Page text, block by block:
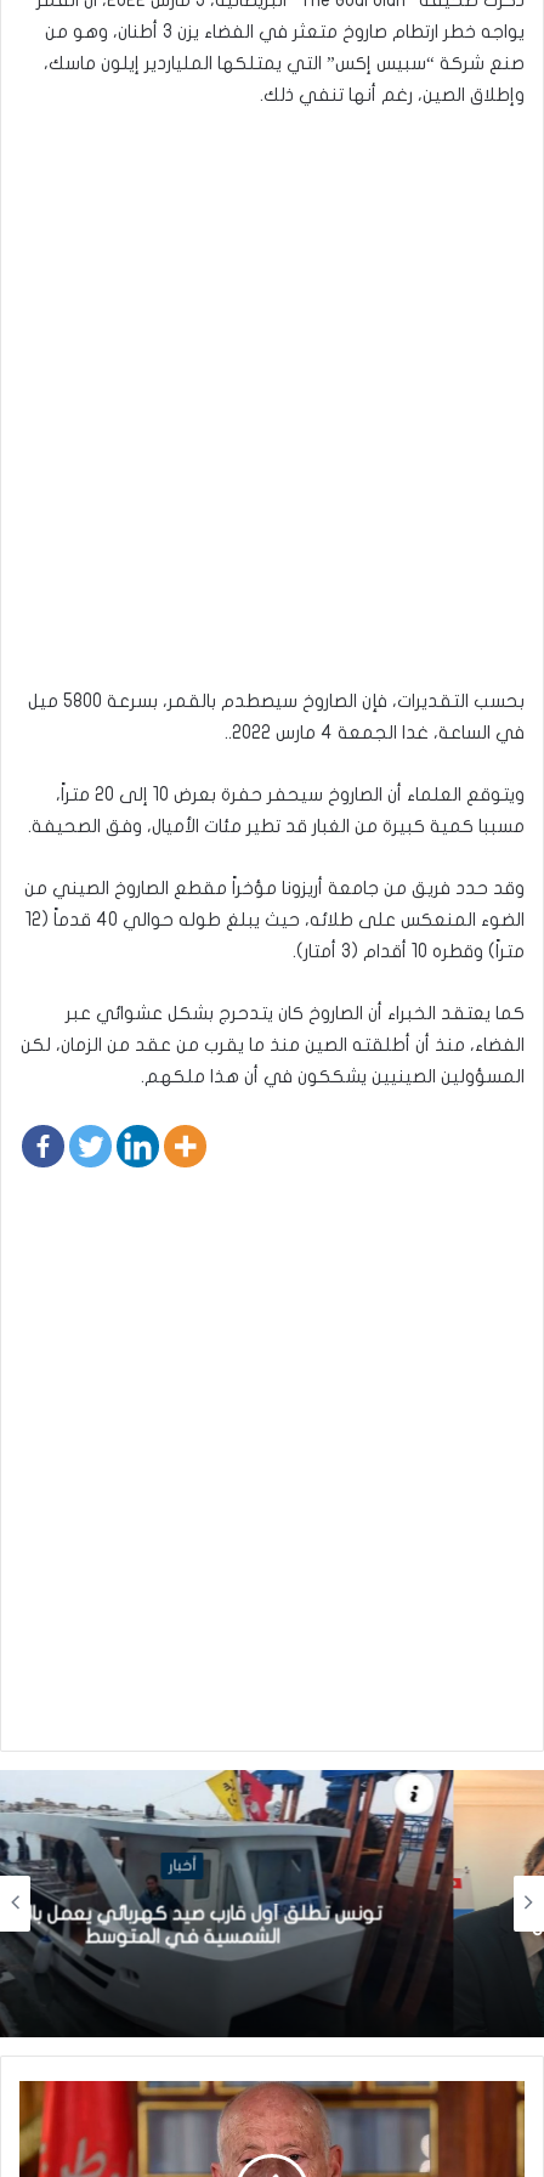
يواجه خطر ارتطام صاروخ متعثر في الفضاء يزن 3 أطنان، وهو من
صنع شركة “سبيس إكس” التي يمتلكها الملياردير إيلون ماسك،
وإطلاق الصين، رغم أنها تنفي ذلك.
بحسب التقديرات، فإن الصاروخ سيصطدم بالقمر، بسرعة 5800 ميل
في الساعة، غدا الجمعة 4 مارس 2022..
ويتوقع العلماء أن الصاروخ سيحفر حفرة بعرض 10 إلى 20 متراً،
مسببا كمية كبيرة من الغبار قد تطير مئات الأميال، وفق الصحيفة.
وقد حدد فريق من جامعة أريزونا مؤخراً مقطع الصاروخ الصيني من
الضوء المنعكس على طلائه، حيث يبلغ طوله حوالي 40 قدماً (12
متراً) وقطره 10 أقدام (3 أمتار).
كما يعتقد الخبراء أن الصاروخ كان يتدحرج بشكل عشوائي عبر
الفضاء، منذ أن أطلقته الصين منذ ما يقرب من عقد من الزمان، لكن
المسؤولين الصينيين يشككون في أن هذا ملكهم.
تونس تطلق أول قارب صيد كهربائي يعمل بالطاقة
الشمسية في المتوسط